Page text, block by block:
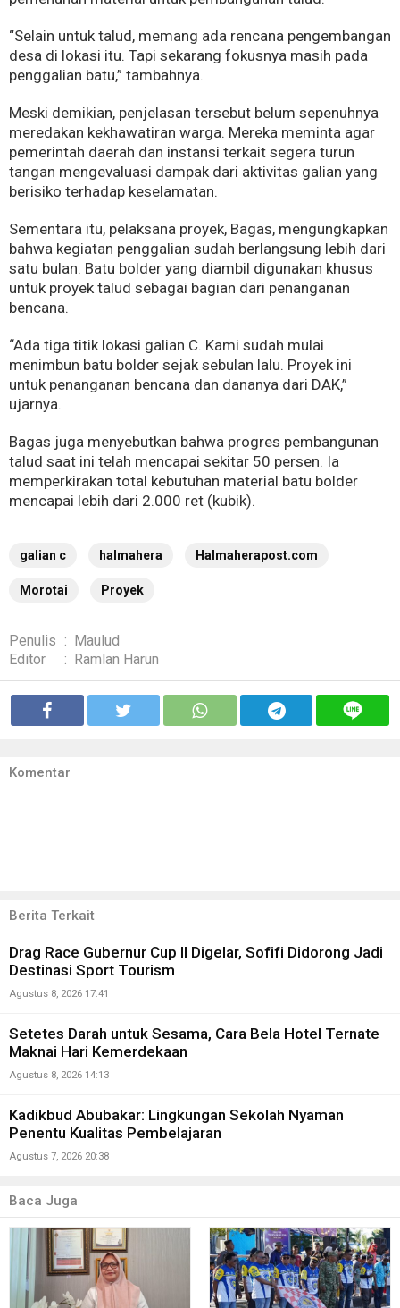
“Selain untuk talud, memang ada rencana pengembangan
desa di lokasi itu. Tapi sekarang fokusnya masih pada
penggalian batu,” tambahnya.
Meski demikian, penjelasan tersebut belum sepenuhnya
meredakan kekhawatiran warga. Mereka meminta agar
pemerintah daerah dan instansi terkait segera turun
tangan mengevaluasi dampak dari aktivitas galian yang
berisiko terhadap keselamatan.
Sementara itu, pelaksana proyek, Bagas, mengungkapkan
bahwa kegiatan penggalian sudah berlangsung lebih dari
satu bulan. Batu bolder yang diambil digunakan khusus
untuk proyek talud sebagai bagian dari penanganan
bencana.
“Ada tiga titik lokasi galian C. Kami sudah mulai
menimbun batu bolder sejak sebulan lalu. Proyek ini
untuk penanganan bencana dan dananya dari DAK,”
ujarnya.
Bagas juga menyebutkan bahwa progres pembangunan
talud saat ini telah mencapai sekitar 50 persen. Ia
memperkirakan total kebutuhan material batu bolder
mencapai lebih dari 2.000 ret (kubik).
galian c halmahera Halmaherapost.com
Morotai Proyek
Penulis : Maulud
Editor
: Ramlan Harun
Komentar
Berita Terkait
Drag Race Gubernur Cup II Digelar, Sofifi Didorong Jadi
Destinasi Sport Tourism
Agustus 8, 2026 17:41
Setetes Darah untuk Sesama, Cara Bela Hotel Ternate
Maknai Hari Kemerdekaan
Agustus 8, 2026 14:13
Kadikbud Abubakar: Lingkungan Sekolah Nyaman
Penentu Kualitas Pembelajaran
Agustus 7, 2026 20:38
Baca Juga